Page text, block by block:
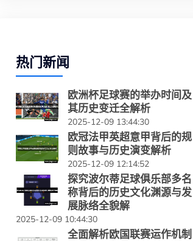
热门新闻
欧洲杯足球赛的举办时间及
其历史变迁全解析
2025-12-09 13:44:30
欧冠法甲英超意甲背后的规
则故事与历史演变解析
2025-12-09 12:14:52
探究波尔蒂足球俱乐部多名
称背后的历史文化渊源与发
展脉络全貌解
2025-12-09 10:44:30
全面解析欧国联赛运作机制